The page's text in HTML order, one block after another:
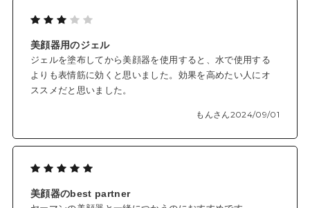
美顔器用のジェル
ジェルを塗布してから美顔器を使用すると、水で使用する
よりも表情筋に効くと思いました。効果を高めたい人にオ
ススメだと思いました。
もんさん2024/09/01
美顔器のbest partner